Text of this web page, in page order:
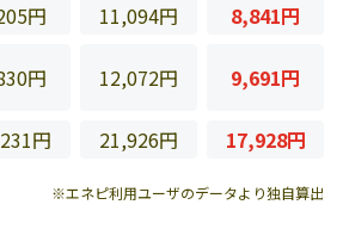
円 11,094円
8,841円
円 12,072円 9,691円
円 21,926円 17,928円
※エネピ利用ユーザのデータより独自算出